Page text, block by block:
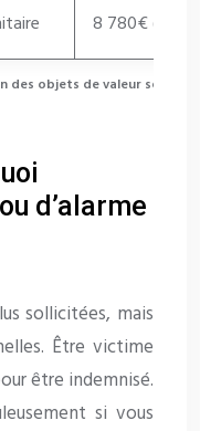
des objets de valeur selon
8 780€
d’alarme
sollicitées, mais
Être victime
être indemnisé.
si vous